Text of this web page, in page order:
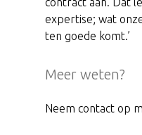
expertise; wat
ten goede komt.’
Meer weten?
Neem contact op